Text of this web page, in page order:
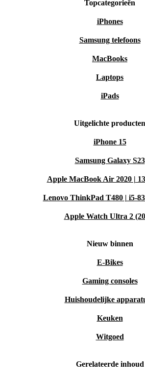
Topcategorieën
iPhones
Samsung telefoons
MacBooks
Laptops
iPads
Uitgelichte producten
iPhone 15
Samsung Galaxy S23
Apple MacBook Air 2020 |
Lenovo ThinkPad T480 | i5-
Apple Watch Ultra 2
Nieuw binnen
E-Bikes
Gaming consoles
Huishoudelijke
Keuken
Witgoed
Gerelateerde inhoud